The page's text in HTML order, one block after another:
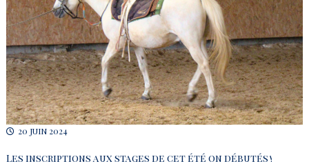
d
e
L
a
n
d
e
20 juin 2024
Les inscriptions aux stages de cet été on débutés !